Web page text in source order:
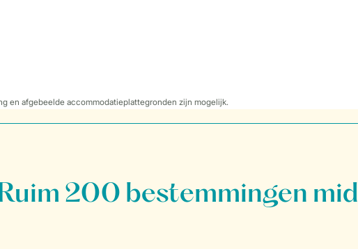
en afgebeelde accommodatieplattegronden zijn mogelijk.
200 bestemmingen